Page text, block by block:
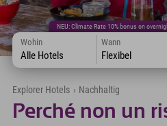
NEU: Climate Rate 10% bonus on
Wohin
Alle Hotels
Wann
Flexibel
Explorer Hotels › Nachhaltig
Perché non un